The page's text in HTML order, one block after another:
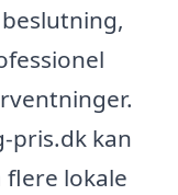
pris.dk kan
lokale